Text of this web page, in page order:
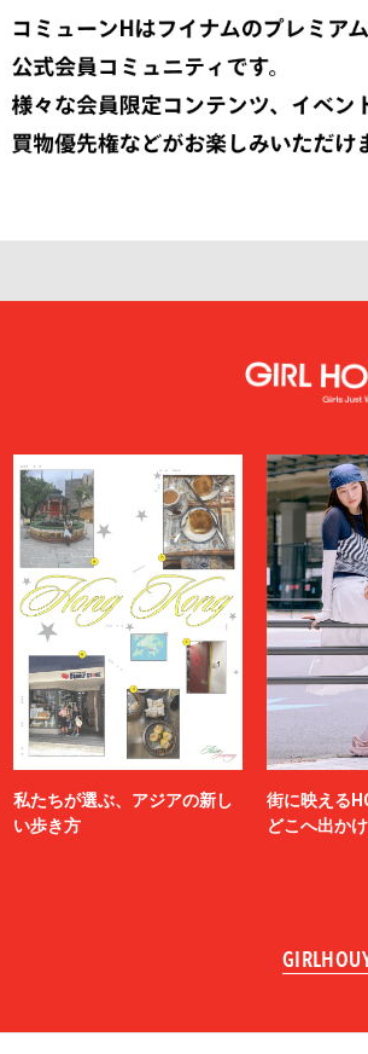
私たちが選ぶ、アジアの新し
い歩き方
街に映える
どこへ出か